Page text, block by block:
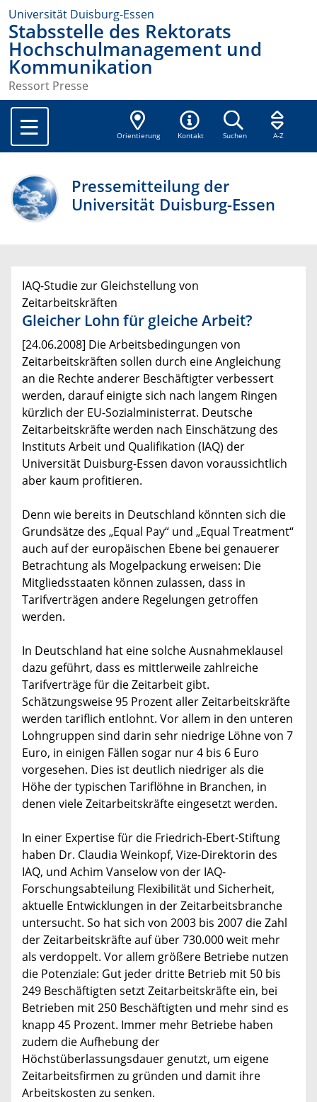
Universität Duisburg-Essen
Stabsstelle des Rektorats
Hochschulmanagement und
Kommunikation
Ressort Presse
Orientierung Kontakt Suchen A-Z
Pressemitteilung der
Universität Duisburg-Essen
IAQ-Studie zur Gleichstellung von
Zeitarbeitskräften
Gleicher Lohn für gleiche Arbeit?
[24.06.2008] Die Arbeitsbedingungen von
Zeitarbeitskräften sollen durch eine Angleichung
an die Rechte anderer Beschäftigter verbessert
werden, darauf einigte sich nach langem Ringen
kürzlich der EU-Sozialministerrat. Deutsche
Zeitarbeitskräfte werden nach Einschätzung des
Instituts Arbeit und Qualifikation (IAQ) der
Universität Duisburg-Essen davon voraussichtlich
aber kaum profitieren.
Denn wie bereits in Deutschland könnten sich die
Grundsätze des „Equal Pay“ und „Equal Treatment“
auch auf der europäischen Ebene bei genauerer
Betrachtung als Mogelpackung erweisen: Die
Mitgliedsstaaten können zulassen, dass in
Tarifverträgen andere Regelungen getroffen
werden.
In Deutschland hat eine solche Ausnahmeklausel
dazu geführt, dass es mittlerweile zahlreiche
Tarifverträge für die Zeitarbeit gibt.
Schätzungsweise 95 Prozent aller Zeitarbeitskräfte
werden tariflich entlohnt. Vor allem in den unteren
Lohngruppen sind darin sehr niedrige Löhne von 7
Euro, in einigen Fällen sogar nur 4 bis 6 Euro
vorgesehen. Dies ist deutlich niedriger als die
Höhe der typischen Tariflöhne in Branchen, in
denen viele Zeitarbeitskräfte eingesetzt werden.
In einer Expertise für die Friedrich-Ebert-Stiftung
haben Dr. Claudia Weinkopf, Vize-Direktorin des
IAQ, und Achim Vanselow von der IAQ-
Forschungsabteilung Flexibilität und Sicherheit,
aktuelle Entwicklungen in der Zeitarbeitsbranche
untersucht. So hat sich von 2003 bis 2007 die Zahl
der Zeitarbeitskräfte auf über 730.000 weit mehr
als verdoppelt. Vor allem größere Betriebe nutzen
die Potenziale: Gut jeder dritte Betrieb mit 50 bis
249 Beschäftigten setzt Zeitarbeitskräfte ein, bei
Betrieben mit 250 Beschäftigten und mehr sind es
knapp 45 Prozent. Immer mehr Betriebe haben
zudem die Aufhebung der
Höchstüberlassungsdauer genutzt, um eigene
Zeitarbeitsfirmen zu gründen und damit ihre
Arbeitskosten zu senken.